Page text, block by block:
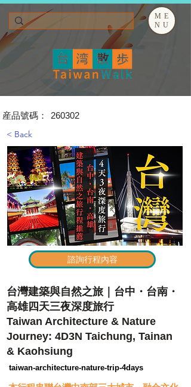
ME
NU
​産品號碼： 260302
< Back
諮詢行程內容
台灣建築與自然之旅｜台中・台南・
高雄四天三夜深度旅行
Taiwan Architecture & Nature
Journey: 4D3N Taichung, Tainan
& Kaohsiung
taiwan-architecture-nature-trip-4days